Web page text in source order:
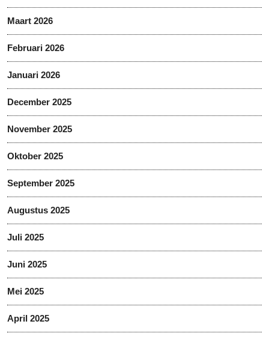
Maart 2026
Februari 2026
Januari 2026
December 2025
November 2025
Oktober 2025
September 2025
Augustus 2025
Juli 2025
Juni 2025
Mei 2025
April 2025